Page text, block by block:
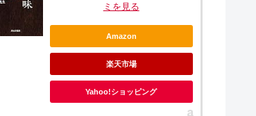
ミを見る
Amazon
楽天市場
Yahoo!ショッピング